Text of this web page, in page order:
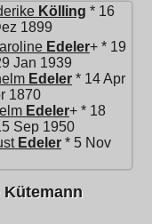
Kölling * 16
1899
Edeler+ * 19
Jan 1939
Edeler * 14 Apr
1870
Edeler+ * 18
Sep 1950
Edeler * 5 Nov